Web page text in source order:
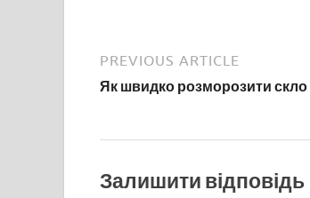
PREVIOUS ARTICLE
Як швидко розморозити скло
Залишити відповідь